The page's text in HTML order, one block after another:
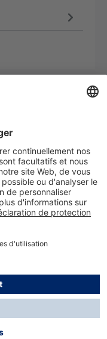
sont pas inclus
contraire. Des frais